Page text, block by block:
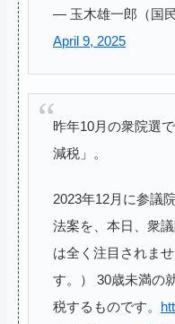
— 玉木雄一郎（国
April 9, 2025
昨年10月の衆院選
減税」。
2023年12月に参議
法案を、本日、衆
は全く注目されま
す。） 30歳未満の
税するものです。